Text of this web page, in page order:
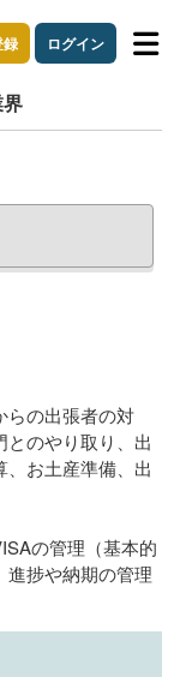
録 ログイン
らの出張者の対
のやり取り、出
お土産準備、出
の管理（基本的
進捗や納期の管理